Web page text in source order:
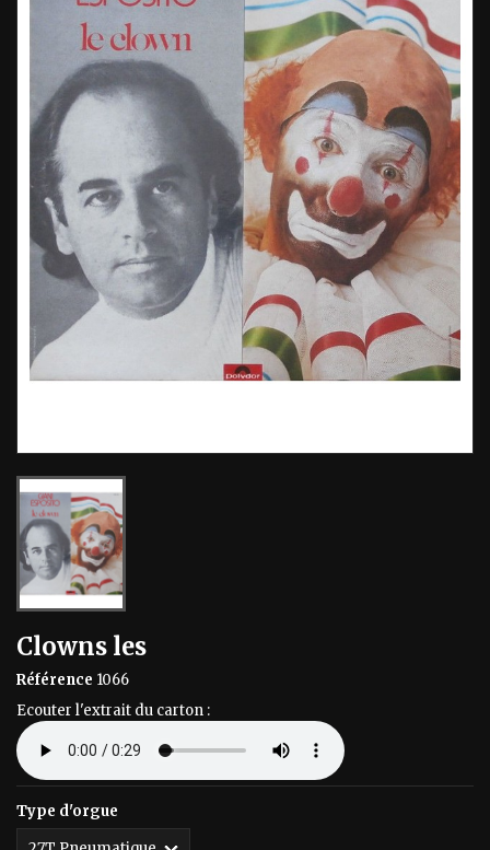
Clowns les
Référence 1066
Ecouter l'extrait du carton :
Type d'orgue